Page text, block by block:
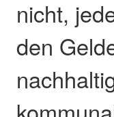
nicht,
den